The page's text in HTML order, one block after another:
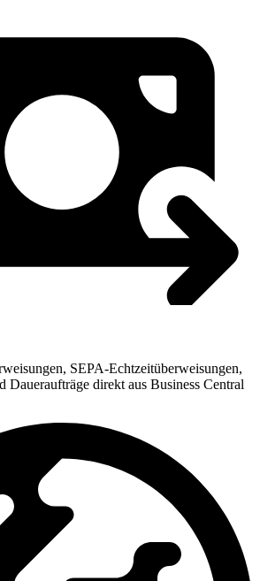
SEPA-Echtzeitüberweisungen,
Daueraufträge direkt aus Business Central